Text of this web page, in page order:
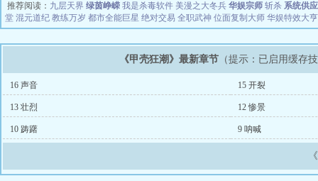
推荐阅读： 九层天界 绿茵峥嵘 我是杀毒软件 美漫之大冬兵 华娱宗师 斩杀 系统供
堂 混元道纪 教练万岁 都市全能巨星 绝对交易 全职武神 位面复制大师 华娱特效大亨
《甲壳狂潮》最新章节 （提示：已启用缓存
16 声音 15 开裂
13 壮烈 12 惨景
10 踌躇 9 呐喊